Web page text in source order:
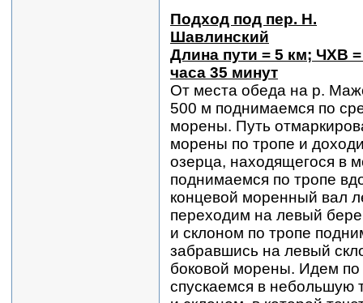
Подход под пер. Н.
Шавлинский
Длина пути = 5 км; ЧХВ
часа 35 минут
От места обеда на р.
500 м поднимаемся по
морены. Путь
морены по тропе и
озерца, находящегося в
поднимаемся по тропе
концевой моренный вал
переходим на левый
и склоном по тропе
забравшись на левый
боковой морены. Идем
спускаемся в небольшую